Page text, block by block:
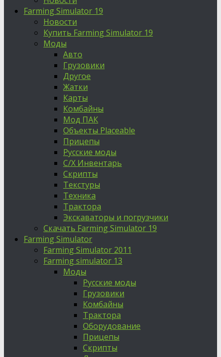
Farming Simulator 19
Новости
Купить Farming Simulator 19
Моды
Авто
Грузовики
Другое
Жатки
Карты
Комбайны
Мод ПАК
Объекты Placeable
Прицепы
Русские моды
С/Х Инвентарь
Скрипты
Текстуры
Техника
Трактора
Экскаваторы и погрузчики
Скачать Farming Simulator 19
Farming Simulator
Farming Simulator 2011
Farming simulator 13
Моды
Русские моды
Грузовики
Комбайны
Трактора
Оборудование
Прицепы
Скрипты